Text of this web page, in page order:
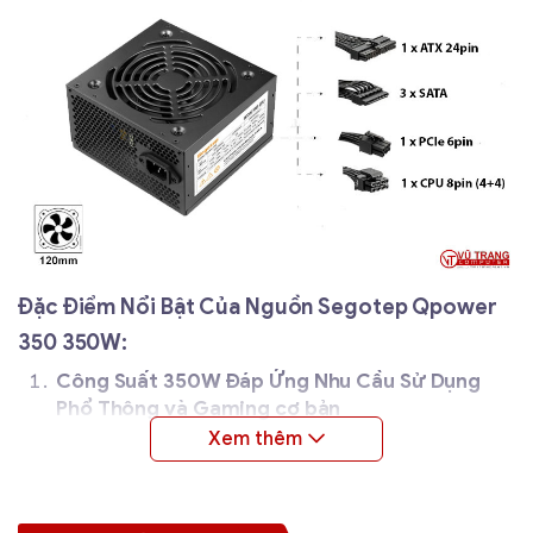
Đặc Điểm Nổi Bật Của Nguồn Segotep Qpower
350 350W:
Công Suất 350W Đáp Ứng Nhu Cầu Sử Dụng
Phổ Thông và Gaming cơ bản
Với công suất 350W, nguồn Segotep Qpower 350
dễ dàng cung cấp điện năng ổn định cho các bộ
cấu hình trung bình. Đây là lựa chọn hợp lý cho các